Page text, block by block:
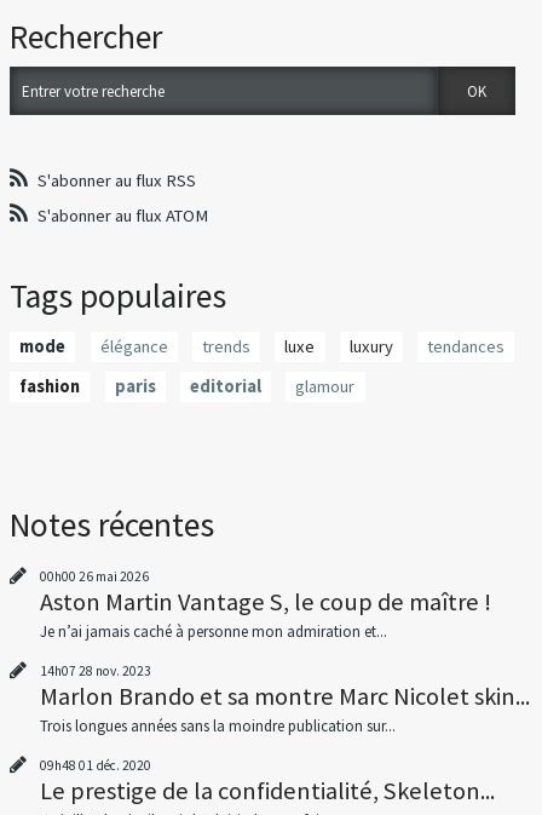
Rechercher
S'abonner au flux RSS
S'abonner au flux ATOM
Tags populaires
mode élégance trends luxe luxury
tendances
fashion
paris editorial glamour
Notes récentes
00h00 26 mai 2026
Aston Martin Vantage S, le coup de maître !
Je n’ai jamais caché à personne mon admiration et...
14h07 28 nov. 2023
Marlon Brando et sa montre Marc Nicolet skin...
Trois longues années sans la moindre publication sur...
09h48 01 déc. 2020
Le prestige de la confidentialité, Skeleton...